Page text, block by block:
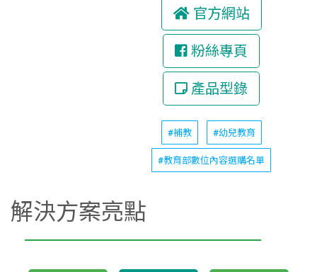
官方網站
粉絲專頁
產品型錄
#補教 #幼兒教育
#教育部數位內容選購名單
解決方案亮點